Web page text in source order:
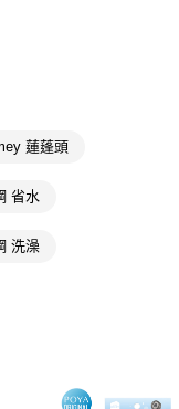
至「AFTEE先享後付」
蓮蓬頭
省水
洗澡